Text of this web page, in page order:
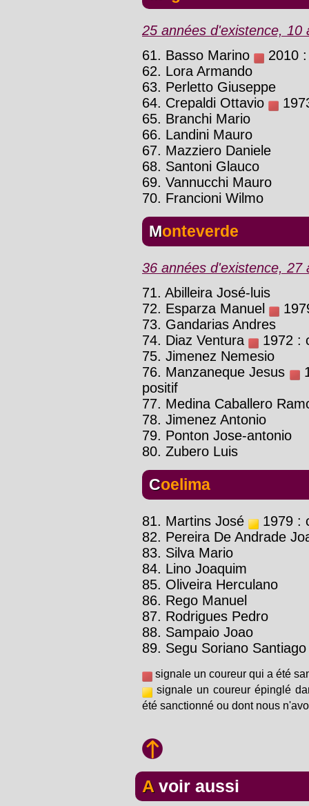
25 années d'existence,
61. Basso Marino
2010
62. Lora Armando
63. Perletto Giuseppe
64. Crepaldi Ottavio
65. Branchi Mario
66. Landini Mauro
67. Mazziero Daniele
68. Santoni Glauco
69. Vannucchi Mauro
70. Francioni Wilmo
Monteverde
36 années d'existence,
71. Abilleira José-luis
72. Esparza Manuel
73. Gandarias Andres
74. Diaz Ventura
1972 :
75. Jimenez Nemesio
76. Manzaneque Jesus
positif
77. Medina Caballero
78. Jimenez Antonio
79. Ponton Jose-antonio
80. Zubero Luis
Coelima
81. Martins José
1979 :
82. Pereira De Andrade
83. Silva Mario
84. Lino Joaquim
85. Oliveira Herculano
86. Rego Manuel
87. Rodrigues Pedro
88. Sampaio Joao
89. Segu Soriano Santiago
signale un coureur qui a été
signale un coureur épinglé
été sanctionné ou dont nous
A voir aussi